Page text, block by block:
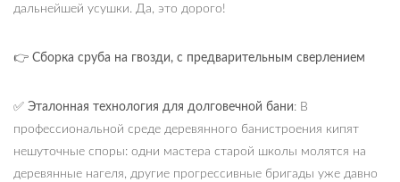
дальнейшей усушки. Да, это дорого!
👉 Сборка сруба на гвозди, с предварительным сверлением
✅ Эталонная технология для долговечной бани: В
профессиональной среде деревянного банистроения кипят
нешуточные споры: одни мастера старой школы молятся на
деревянные нагеля, другие прогрессивные бригады уже давно